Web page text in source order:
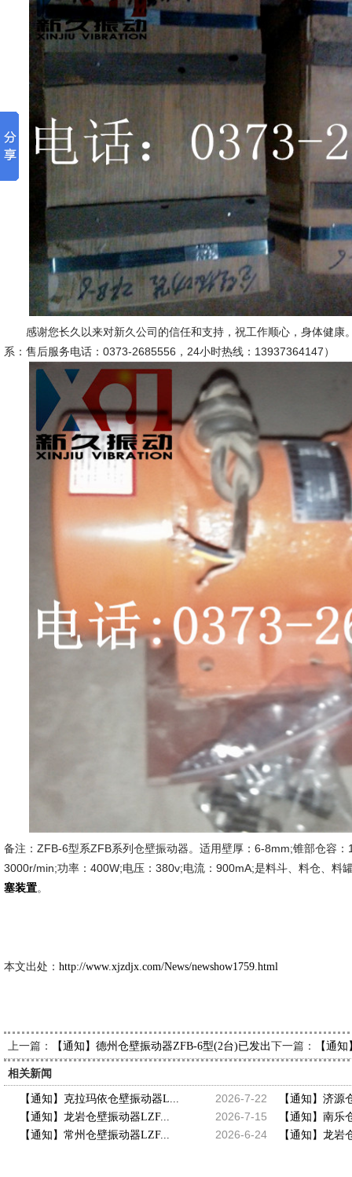
感谢您长久以来对新久公司的信任和支持，祝工作顺心，身体健康
系：售后服务电话：0373-2685556，24小时热线：13937364147）
备注：ZFB-6型系ZFB系列仓壁振动器。适用壁厚：6-8mm;锥部仓容：
3000r/min;功率：400W;电压：380v;电流：900mA;是料斗、料仓、料
塞装置。
本文出处： http://www.xjzdjx.com/News/newshow1759.html
上一篇： 【通知】德州仓壁振动器ZFB-6型(2台)已发出，请樊先生查收
下一篇： 【通
相关新闻
2026-7-22
【通知】克拉玛依仓壁振动器L... 【通知】济源
2026-7-15
【通知】龙岩仓壁振动器LZF... 【通知】南乐
2026-6-24
【通知】常州仓壁振动器LZF... 【通知】龙岩